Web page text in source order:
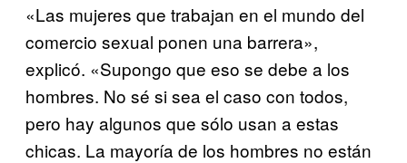
«Las mujeres que trabajan en el mundo del
comercio sexual ponen una barrera»,
explicó. «Supongo que eso se debe a los
hombres. No sé si sea el caso con todos,
pero hay algunos que sólo usan a estas
chicas. La mayoría de los hombres no están